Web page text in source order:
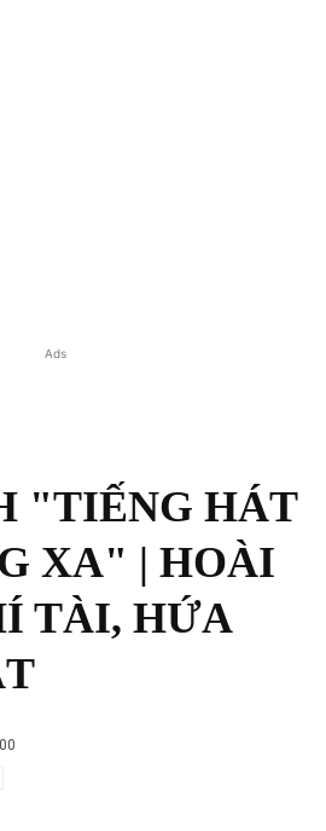
Ads
"TIẾNG HÁT
XA" | HOÀI
TÀI, HỨA